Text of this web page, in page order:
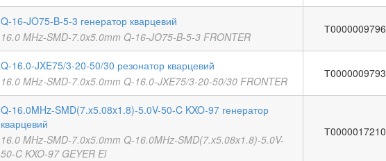
Q-16-JO75-B-5-3 генератор кварцевий
16.0 MHz-SMD-7.0x5.0mm Q-16-JO75-B-5-3 FRONTER
Т0000009796
Q-16.0-JXE75/3-20-50/30 резонатор кварцевий
16.0 MHz-SMD-7.0x5.0mm Q-16.0-JXE75/3-20-50/30 FRONTER
Т0000009793
Q-16.0MHz-SMD(7.x5.08x1.8)-5.0V-50-C KXO-97 генератор
кварцевий
16.0 MHz-SMD-7.0x5.0mm Q-16.0MHz-SMD(7.x5.08x1.8)-5.0V-
50-C KXO-97 GEYER El
Т0000017210